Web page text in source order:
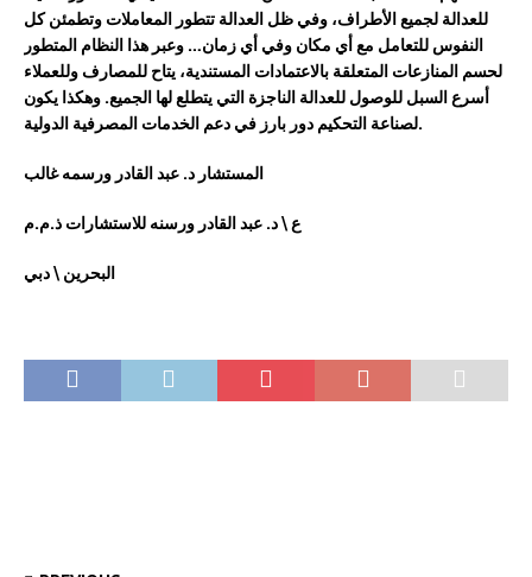
للعدالةلجميعالأطراف،وفيظلالعدالةتتطور المعاملاتوتطمئنكل
النفوسللتعامل معأي مكانوفيأيزمان… وعبر هذا النظام المتطور
لحسم المنازعات المتعلقة بالاعتمادات المستندية،يتاحللمصارف وللعملاء
أسرع السبل للوصول للعدالة الناجزة التي يتطلع لها الجميع.وهكذا يكون
لصناعة التحكيم دور بارز في دعم الخدمات المصرفية الدولية.
المستشار د.عبدالقادر ورسمهغالب
ع \ د. عبد القادر ورسنه للاستشارات ذ.م.م
البحرين \ دبي